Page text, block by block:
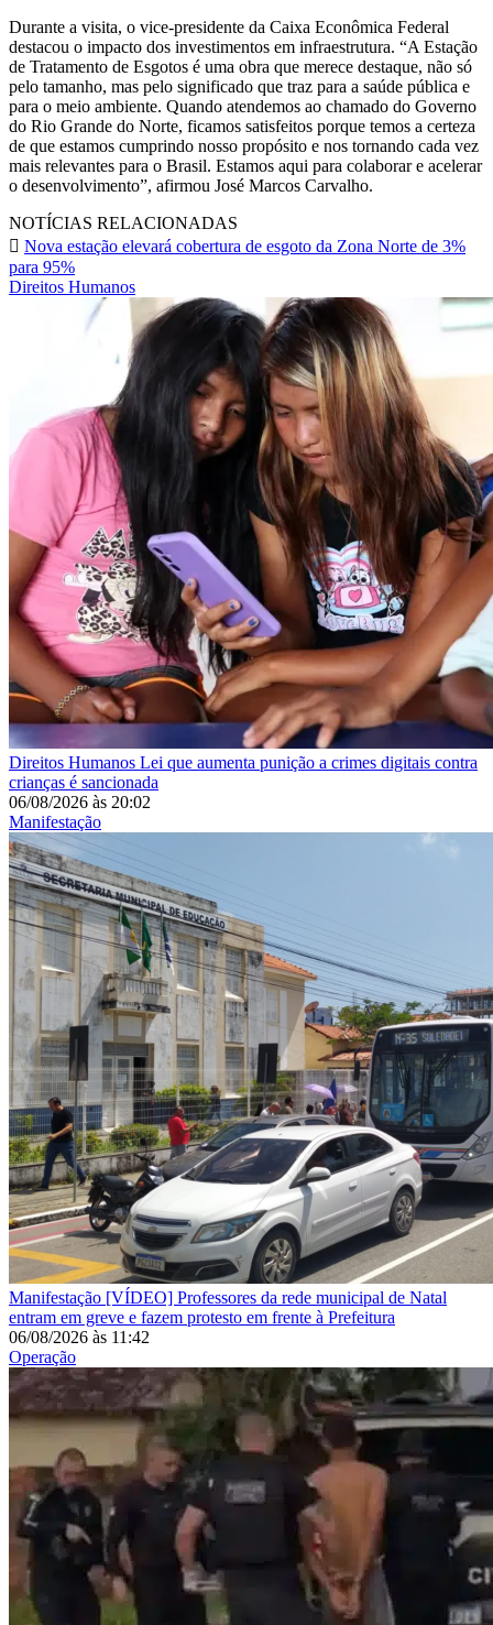
Durante a visita, o vice-presidente da Caixa Econômica Federal
destacou o impacto dos investimentos em infraestrutura. “A Estação
de Tratamento de Esgotos é uma obra que merece destaque, não só
pelo tamanho, mas pelo significado que traz para a saúde pública e
para o meio ambiente. Quando atendemos ao chamado do Governo
do Rio Grande do Norte, ficamos satisfeitos porque temos a certeza
de que estamos cumprindo nosso propósito e nos tornando cada vez
mais relevantes para o Brasil. Estamos aqui para colaborar e acelerar
o desenvolvimento”, afirmou José Marcos Carvalho.
NOTÍCIAS RELACIONADAS
Nova estação elevará cobertura de esgoto da Zona Norte de 3%
para 95%
Direitos Humanos
Direitos Humanos Lei que aumenta punição a crimes digitais contra
crianças é sancionada
06/08/2026 às 20:02
Manifestação
Manifestação [VÍDEO] Professores da rede municipal de Natal
entram em greve e fazem protesto em frente à Prefeitura
06/08/2026 às 11:42
Operação